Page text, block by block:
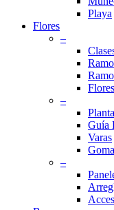
Playa
Flores
–
–
Guía
Varas
–